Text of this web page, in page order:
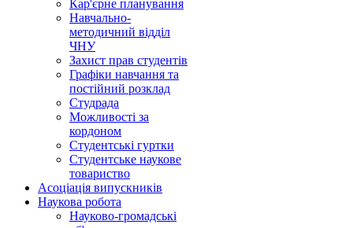
Кар'єрне планування
Навчально-
методичний відділ
ЧНУ
Захист прав студентів
Графіки навчання та
постійний розклад
Студрада
Можливості за
кордоном
Студентські гуртки
Студентське наукове
товариство
Асоціація випускників
Наукова робота
Науково-громадські